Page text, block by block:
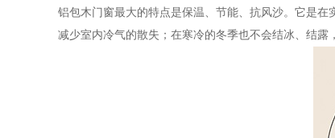
铝包木门窗最大的特点是保温、节能、抗风沙。它是
减少室内冷气的散失；在寒冷的冬季也不会结冰、结露